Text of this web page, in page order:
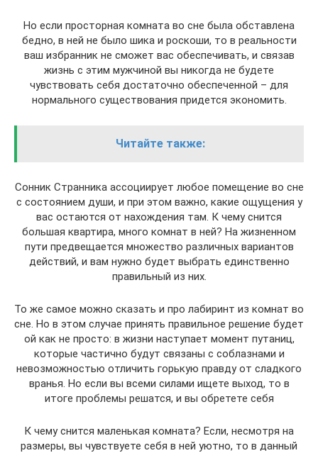
Но если просторная комната во сне была обставлена
бедно, в ней не было шика и роскоши, то в реальности
ваш избранник не сможет вас обеспечивать, и связав
жизнь с этим мужчиной вы никогда не будете
чувствовать себя достаточно обеспеченной – для
нормального существования придется экономить.
Читайте также:
Сонник Странника ассоциирует любое помещение во сне
с состоянием души, и при этом важно, какие ощущения у
вас остаются от нахождения там. К чему снится
большая квартира, много комнат в ней? На жизненном
пути предвещается множество различных вариантов
действий, и вам нужно будет выбрать единственно
правильный из них.
То же самое можно сказать и про лабиринт из комнат во
сне. Но в этом случае принять правильное решение будет
ой как не просто: в жизни наступает момент путаниц,
которые частично будут связаны с соблазнами и
невозможностью отличить горькую правду от сладкого
вранья. Но если вы всеми силами ищете выход, то в
итоге проблемы решатся, и вы обретете себя
К чему снится маленькая комната? Если, несмотря на
размеры, вы чувствуете себя в ней уютно, то в данный